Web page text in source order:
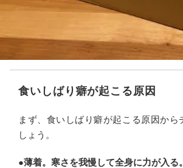
食いしばり癖が起こる原因
まず、食いしばり癖が起こる原因から
しょう。
●薄着。寒さを我慢して全身に力が入る。